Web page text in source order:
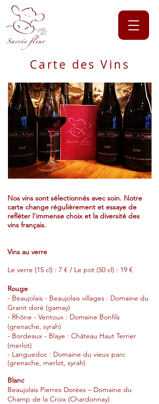
Carte des Vins
Nos vins sont sélectionnés avec soin. Notre
carte change régulièrement et essaye de
refléter l'immense choix et la diversité des
vins français.
Vins au verre
Le verre (15 cl) : 7 € / Le pot (50 cl) : 19 €
Rouge
- Beaujolais - Beaujolais villages : Domaine du
Granit doré (gamay)
- Rhône - Ventoux : Domaine Bonfils
(grenache, syrah)
- Bordeaux - Blaye : Château Haut Terrier
(merlot)
- Languedoc : Domaine du vieux parc
(grenache, merlot, syrah)
Blanc
Beaujolais Pierres Dorées – Domaine du
Champ de la Croix (Chardonnay)